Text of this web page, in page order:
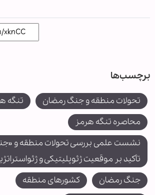
برچسب‌ها
تحولات منطقه و جنگ رمضان
تنگه
محاصره تنگه هرمز
نشست علمی بررسی تحولات منطقه و
تأکید بر موقعیت ژئوپلیتیکی و
جنگ رمضان
کشورهای منطقه